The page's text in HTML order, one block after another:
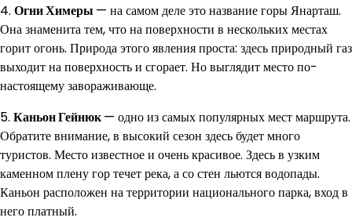
4. Огни Химеры — на самом деле это название горы Янарташ.
Она знаменита тем, что на поверхности в нескольких местах
горит огонь. Природа этого явления проста: здесь природный газ
выходит на поверхность и сгорает. Но выглядит место по-
настоящему завораживающе.
5. Каньон Гейнюк— одно из самых популярных мест маршрута.
Обратите внимание, в высокий сезон здесь будет много
туристов. Место известное и очень красивое. Здесь в узким
каменном плену гор течет река, а со стен льются водопады.
Каньон расположен на территории национального парка, вход в
него платный.